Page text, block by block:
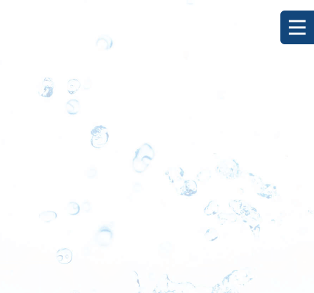
沖釣り釣果
ブログ |template.list
[!% if (image.url!="") { %]
[!% } %]
[%title%]
[%lead%]
[%new:new%] [%article_date_notime_dot%]